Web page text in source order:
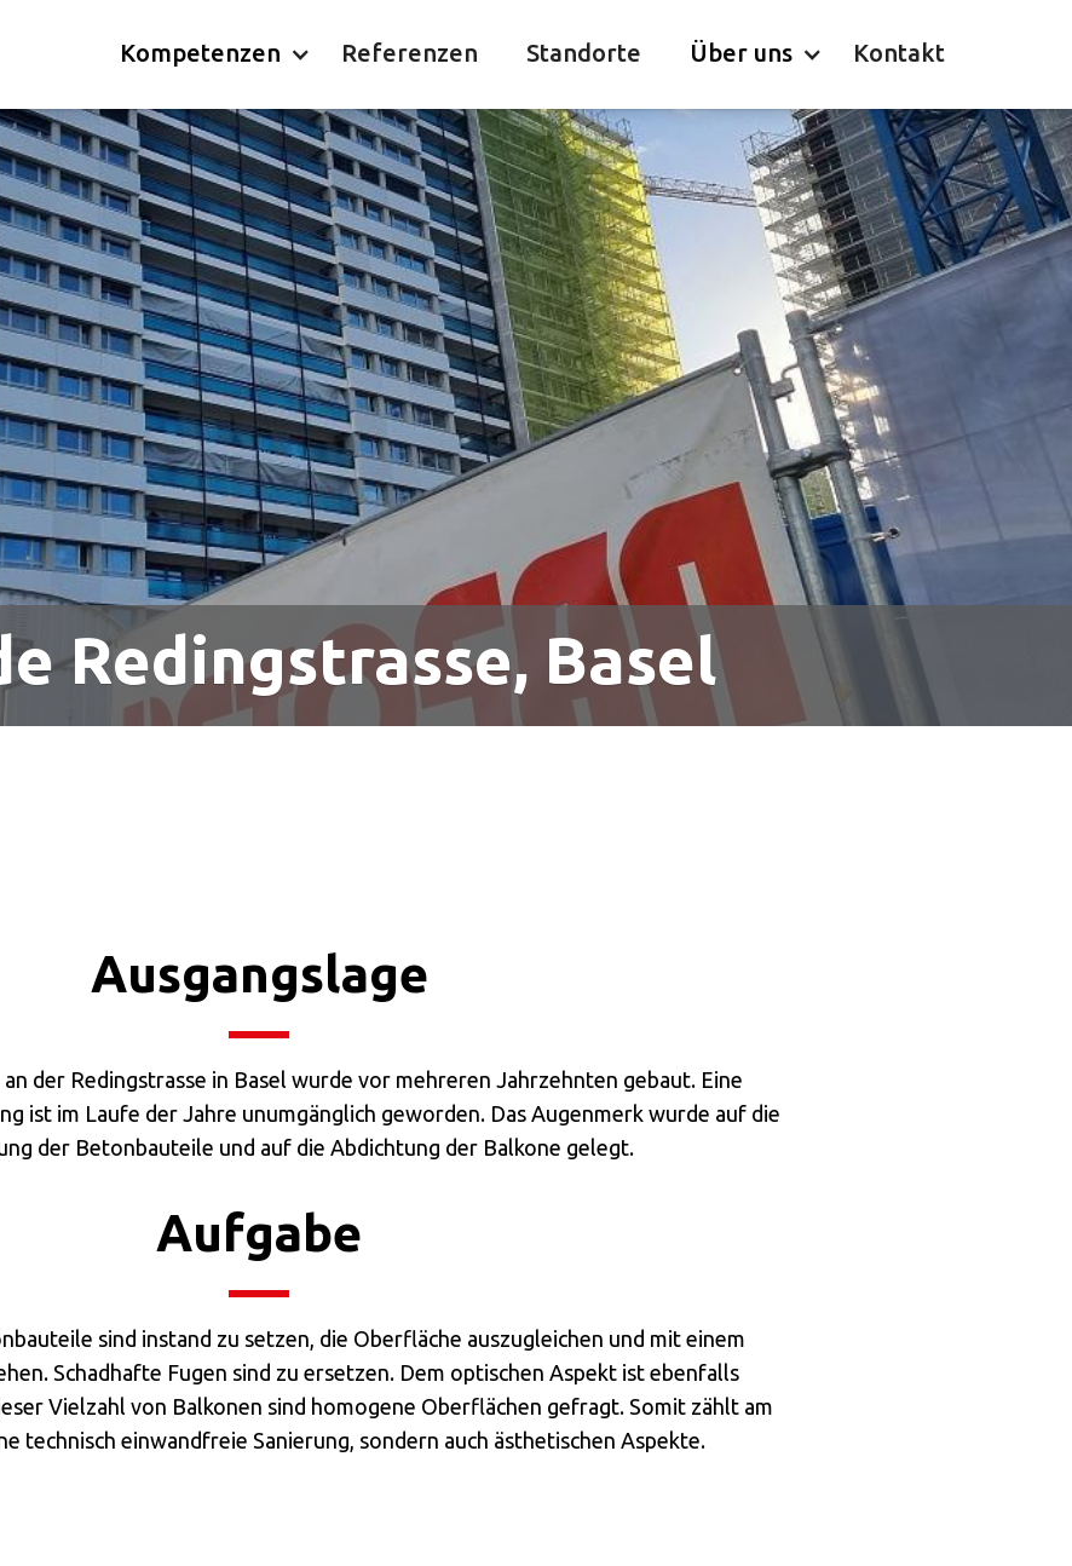
Kompetenzen Referenzen Standorte Über uns Kontakt
Redingstrasse, Basel
Ausgangslage
der Redingstrasse in Basel wurde vor mehreren Jahrzehnten gebaut. Eine
ist im Laufe der Jahre unumgänglich geworden. Das Augenmerk wurde auf die
der Betonbauteile und auf die Abdichtung der Balkone gelegt.
Aufgabe
sind instand zu setzen, die Oberfläche auszugleichen und mit einem
Schadhafte Fugen sind zu ersetzen. Dem optischen Aspekt ist ebenfalls
Vielzahl von Balkonen sind homogene Oberflächen gefragt. Somit zählt am
technisch einwandfreie Sanierung, sondern auch ästhetischen Aspekte.